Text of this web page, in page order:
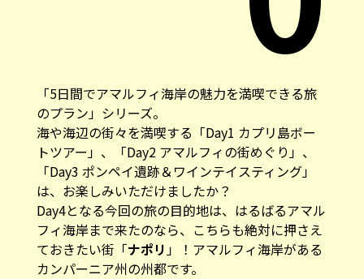
「5日間でアマルフィ海岸の魅力を満喫できる旅
のプラン」シリーズ。
海や海辺の街々を満喫する「Day1 カプリ島ボー
トツアー 」、「Day2 アマルフィの街めぐり 」、
「Day3 ポンペイ遺跡＆ワインテイスティング」
は、お楽しみいただけましたか？
Day4となる今回の旅の目的地は、はるばるアマル
フィ海岸まで来たのなら、こちらも絶対に押さえ
ておきたい街「ナポリ 」！アマルフィ海岸がある
カンパーニア州の州都です。